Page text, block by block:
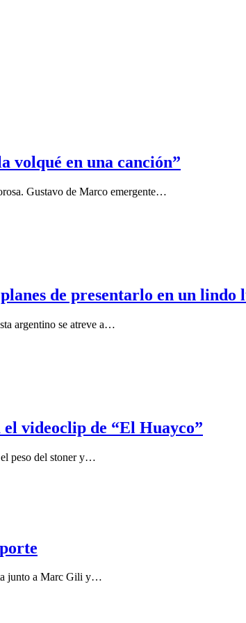
volqué en una canción”
Gustavo de Marco emergente…
de presentarlo en un lindo
argentino se atreve a…
videoclip de “El Huayco”
peso del stoner y…
junto a Marc Gili y…